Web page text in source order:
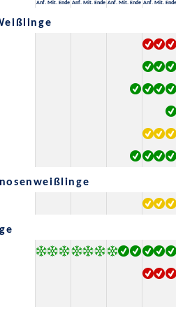
Anf. Mit. Ende Anf. Mit. Ende Anf. Mit. Ende Anf. Mit. Ende